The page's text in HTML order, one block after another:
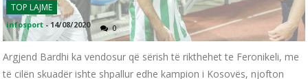
TOP LAJME
infosport - 14/08/2020 0
Argjend Bardhi ka vendosur që sërish të rikthehet te Feronikeli, me
të cilën skuadër ishte shpallur edhe kampion i Kosovës, njofton